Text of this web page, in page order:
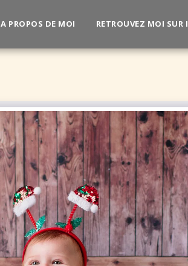
A PROPOS DE MOI RETROUVEZ MOI SUR